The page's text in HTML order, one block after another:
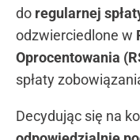
do regularnej
odzwierciedlone w
Oprocentowania
spłaty
Decydując się na